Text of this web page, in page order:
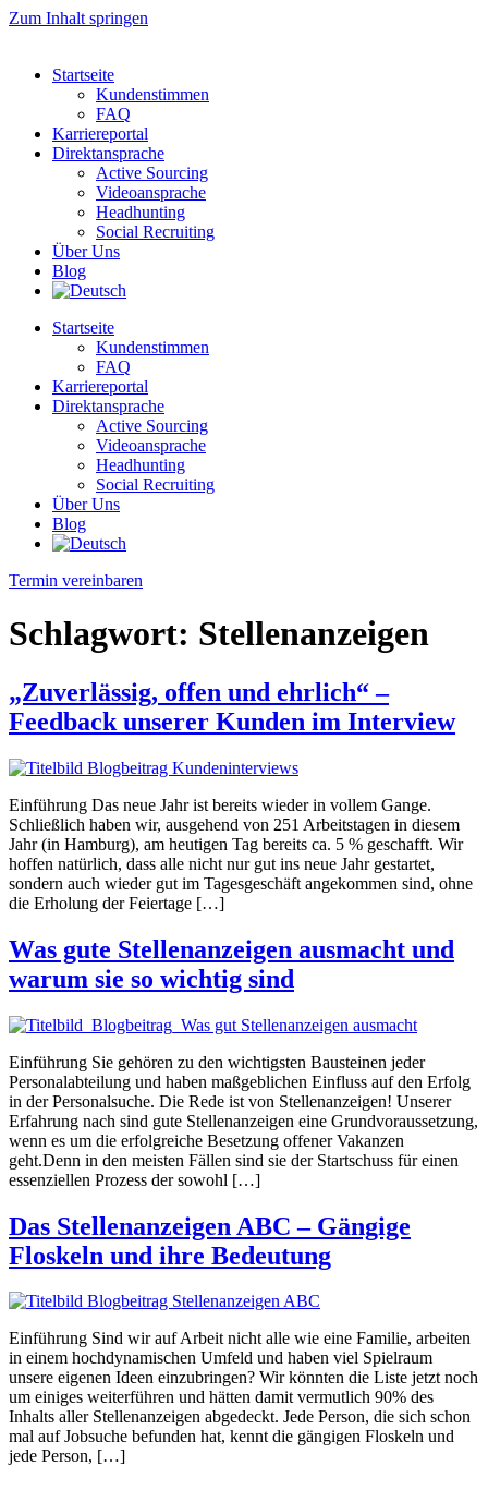
Zum Inhalt springen
Startseite
Kundenstimmen
FAQ
Karriereportal
Direktansprache
Active Sourcing
Videoansprache
Headhunting
Social Recruiting
Über Uns
Blog
Startseite
Kundenstimmen
FAQ
Karriereportal
Direktansprache
Active Sourcing
Videoansprache
Headhunting
Social Recruiting
Über Uns
Blog
Termin vereinbaren
Schlagwort: Stellenanzeigen
„Zuverlässig, offen und ehrlich“ –
Feedback unserer Kunden im Interview
Einführung Das neue Jahr ist bereits wieder in vollem Gange.
Schließlich haben wir, ausgehend von 251 Arbeitstagen in diesem
Jahr (in Hamburg), am heutigen Tag bereits ca. 5 % geschafft. Wir
hoffen natürlich, dass alle nicht nur gut ins neue Jahr gestartet,
sondern auch wieder gut im Tagesgeschäft angekommen sind, ohne
die Erholung der Feiertage […]
Was gute Stellenanzeigen ausmacht und
warum sie so wichtig sind
Einführung Sie gehören zu den wichtigsten Bausteinen jeder
Personalabteilung und haben maßgeblichen Einfluss auf den Erfolg
in der Personalsuche. Die Rede ist von Stellenanzeigen! Unserer
Erfahrung nach sind gute Stellenanzeigen eine Grundvoraussetzung,
wenn es um die erfolgreiche Besetzung offener Vakanzen
geht.Denn in den meisten Fällen sind sie der Startschuss für einen
essenziellen Prozess der sowohl […]
Das Stellenanzeigen ABC – Gängige
Floskeln und ihre Bedeutung
Einführung Sind wir auf Arbeit nicht alle wie eine Familie, arbeiten
in einem hochdynamischen Umfeld und haben viel Spielraum
unsere eigenen Ideen einzubringen? Wir könnten die Liste jetzt noch
um einiges weiterführen und hätten damit vermutlich 90% des
Inhalts aller Stellenanzeigen abgedeckt. Jede Person, die sich schon
mal auf Jobsuche befunden hat, kennt die gängigen Floskeln und
jede Person, […]